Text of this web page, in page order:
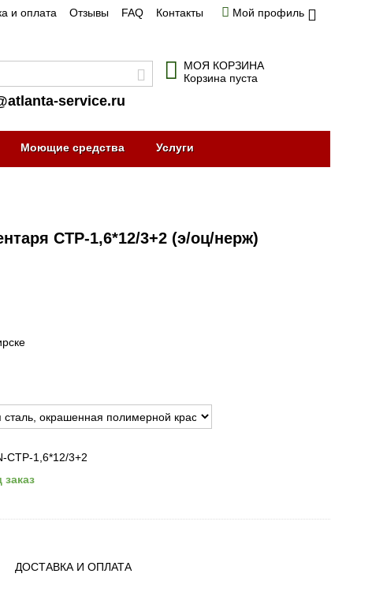
и оплата Отзывы FAQ Контакты Мой профиль
service.ru
МОЯ КОРЗИНА
Корзина пуста
Моющие средства Услуги
СТР-1,6*12/3+2 (э/оц/нерж)
СТР-1,6*12/3+2
заказ
ДОСТАВКА И ОПЛАТА